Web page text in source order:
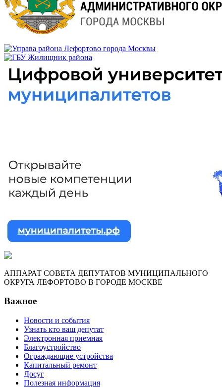
АППАРАТ СОВЕТА ДЕПУТАТОВ МУНИЦИПАЛЬНОГО
ОКРУГА ЛЕФОРТОВО В ГОРОДЕ МОСКВЕ
Важное
Новости и события
Узнать кто ваш депутат
Электронная приемная
Благоустройство
Ограждающие устройства
Капитальный ремонт
Досуг
Полезная информация